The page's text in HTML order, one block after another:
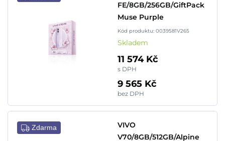
FE/8GB/256GB/GiftPack
Muse Purple
Kód produktu: 0039581V265
Skladem
11 574 Kč
s DPH
9 565 Kč
bez DPH
Zdarma
VIVO
V70/8GB/512GB/Alpine